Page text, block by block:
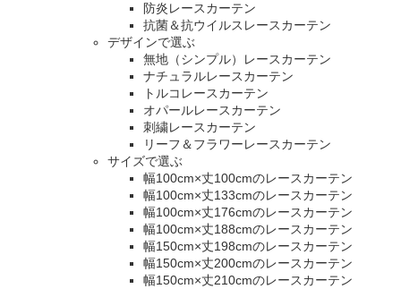
防炎レースカーテン
抗菌＆抗ウイルスレースカーテン
デザインで選ぶ
無地（シンプル）レースカーテン
ナチュラルレースカーテン
トルコレースカーテン
オパールレースカーテン
刺繍レースカーテン
リーフ＆フラワーレースカーテン
サイズで選ぶ
幅100cm×丈100cmのレースカーテン
幅100cm×丈133cmのレースカーテン
幅100cm×丈176cmのレースカーテン
幅100cm×丈188cmのレースカーテン
幅150cm×丈198cmのレースカーテン
幅150cm×丈200cmのレースカーテン
幅150cm×丈210cmのレースカーテン